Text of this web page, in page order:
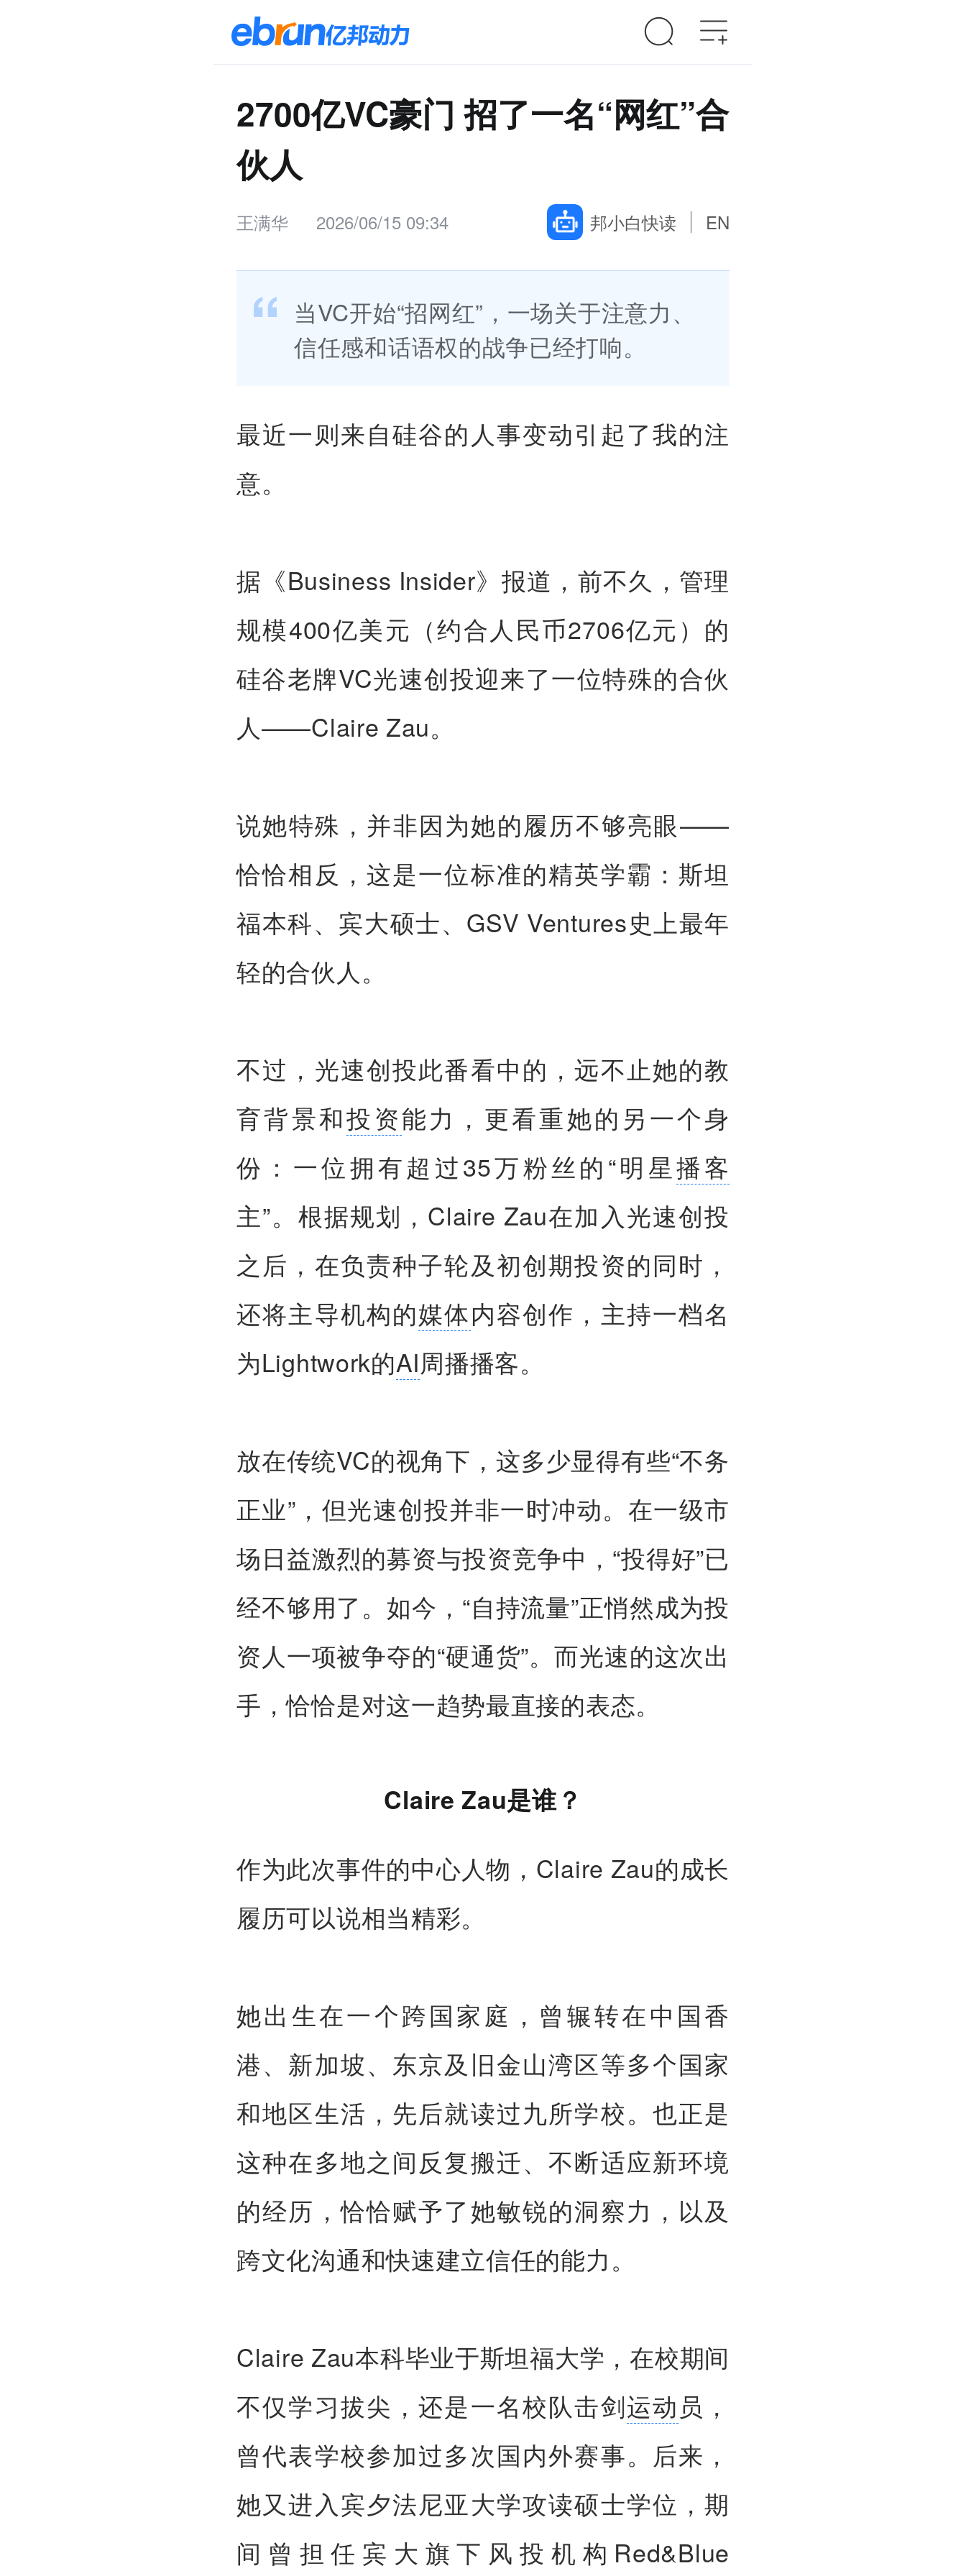
2700亿VC豪门 招了一名“网红”合
伙人
王满华 2026/06/15 09:34 邦小白快读 EN
当VC开始“招网红”，一场关于注意力、
信任感和话语权的战争已经打响。
最近一则来自硅谷的人事变动引起了我的注
意。
据《Business Insider》报道，前不久，管理
规模400亿美元（约合人民币2706亿元）的
硅谷老牌VC光速创投迎来了一位特殊的合伙
人——Claire Zau。
说她特殊，并非因为她的履历不够亮眼——
恰恰相反，这是一位标准的精英学霸：斯坦
福本科、宾大硕士、GSV Ventures史上最年
轻的合伙人。
不过，光速创投此番看中的，远不止她的教
育背景和投资能力，更看重她的另一个身
份：一位拥有超过35万粉丝的“明星播客
主”。根据规划，Claire Zau在加入光速创投
之后，在负责种子轮及初创期投资的同时，
还将主导机构的媒体内容创作，主持一档名
为Lightwork的AI周播播客。
放在传统VC的视角下，这多少显得有些“不务
正业”，但光速创投并非一时冲动。在一级市
场日益激烈的募资与投资竞争中，“投得好”已
经不够用了。如今，“自持流量”正悄然成为投
资人一项被争夺的“硬通货”。而光速的这次出
手，恰恰是对这一趋势最直接的表态。
Claire Zau是谁？
作为此次事件的中心人物，Claire Zau的成长
履历可以说相当精彩。
她出生在一个跨国家庭，曾辗转在中国香
港、新加坡、东京及旧金山湾区等多个国家
和地区生活，先后就读过九所学校。也正是
这种在多地之间反复搬迁、不断适应新环境
的经历，恰恰赋予了她敏锐的洞察力，以及
跨文化沟通和快速建立信任的能力。
Claire Zau本科毕业于斯坦福大学，在校期间
不仅学习拔尖，还是一名校队击剑运动 员，
曾代表学校参加过多次国内外赛事。后来，
她又进入宾夕法尼亚大学攻读硕士学位，期
间曾担任宾大旗下风投机构Red&Blue